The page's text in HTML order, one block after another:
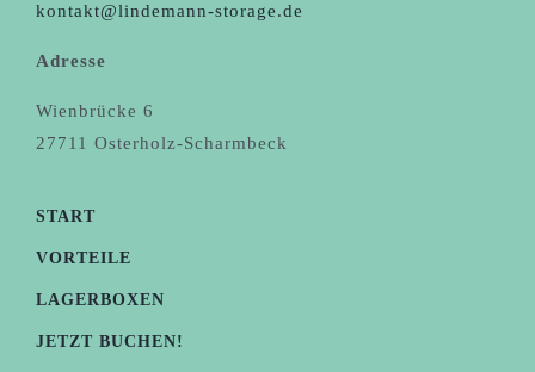
kontakt@lindemann-storage.de
Adresse
Wienbrücke 6
27711 Osterholz-Scharmbeck
START
VORTEILE
LAGERBOXEN
JETZT BUCHEN!